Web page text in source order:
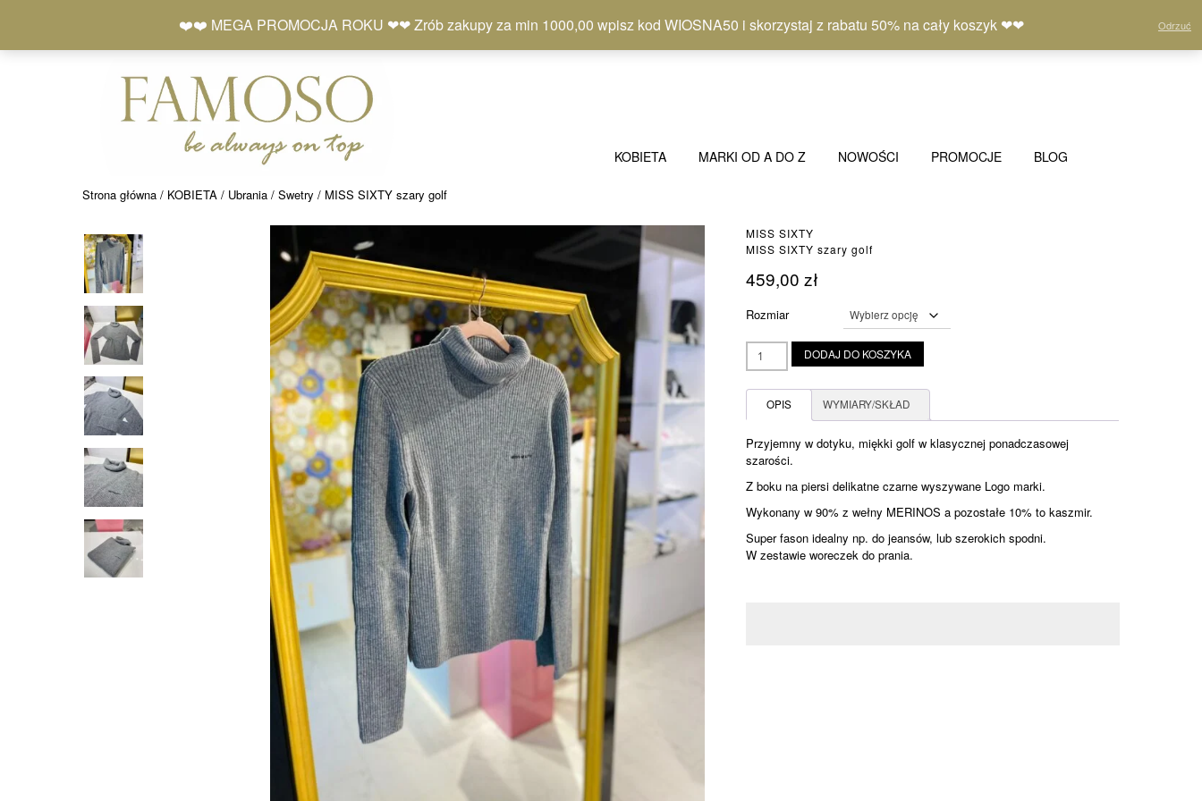
❤️❤️ MEGA PROMOCJA ROKU ❤❤ Zrób zakupy za min 1000,00 wpisz kod WIOSNA50 i skorzystaj z rabatu 50% na cały koszyk ❤❤ Odrzuć
content
Moje
+48 577 401 777
KOBIETA MARKI OD A DO Z NOWOŚCI PROMOCJE BLOG
Strona główna / KOBIETA / Ubrania / Swetry / MISS SIXTY szary golf
MISS SIXTY
MISS SIXTY szary golf
459,00zł
Rozmiar
ilość
MISS
szary
golf
DODAJ DO KOSZYKA
OPIS WYMIARY/SKŁAD
Przyjemny w dotyku, miękki golf w klasycznej ponadczasowej
szarości.
Z boku na piersi delikatne czarne wyszywane Logo marki.
Wykonany w 90% z wełny MERINOS a pozostałe 10% to kaszmir.
Super fason idealny np. do jeansów, lub szerokich spodni.
W zestawie woreczek do prania.